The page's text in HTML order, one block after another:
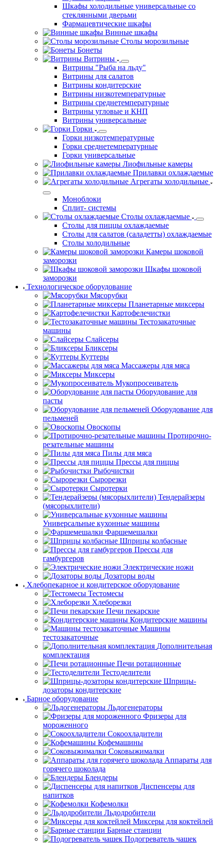
Шкафы холодильные универсальные со
стеклянными дверьми
Фармацевтические шкафы
Винные шкафы
Столы морозильные
Бонеты
Витрины
Витрины "Рыба на льду"
Витрины для салатов
Витрины кондитерские
Витрины низкотемпературные
Витрины среднетемпературные
Витрины угловые и КНП
Витрины универсальные
Горки
Горки низкотемпературные
Горки среднетемпературные
Горки универсальные
Лиофильные камеры
Прилавки охлаждаемые
Агрегаты холодильные
Моноблоки
Сплит- системы
Столы охлаждаемые
Столы для пиццы охлаждаемые
Столы для салатов (саладетты) охлаждаемые
Столы холодильные
Камеры шоковой
заморозки
Шкафы шоковой
заморозки
Технологическое оборудование
Мясорубки
Планетарные миксеры
Картофелечистки
Тестозакаточные
машины
Слайсеры
Бликсеры
Куттеры
Массажеры для мяса
Миксеры
Мукопросеиватель
Оборудование для
пасты
Оборудование для
пельменей
Овоскопы
Протирочно-
резательные машины
Пилы для мяса
Прессы для пиццы
Рыбочистки
Сырорезки
Сыротерки
Тендерайзеры
(мясорыхлители)
Универсальные кухонные машины
Фаршемешалки
Шприцы колбасные
Прессы для
гамбургеров
Электрические ножи
Дозаторы воды
Хлебопекарное и кондитерское оборудование
Тестомесы
Хлеборезки
Печи пекарские
Кондитерские машины
Машины
тестозакаточные
Дополнительная
комплектация
Печи ротационные
Тестоделители
Шприцы-
дозаторы кондитерские
Барное оборудование
Льдогенераторы
Фризеры для
мороженного
Сокоохладители
Кофемашины
Соковыжималки
Аппараты для
горячего шоколада
Блендеры
Диспенсеры для
напитков
Кофемолки
Льдодробители
Миксеры для коктейлей
Барные станции
Подогреватель чашек